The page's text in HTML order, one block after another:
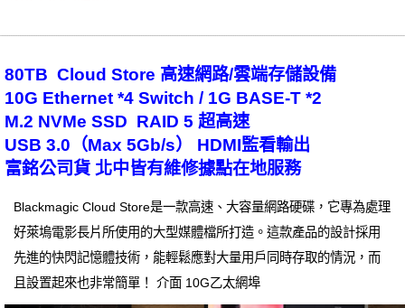
80TB Cloud Store 高速網路/雲端存儲設備
10G Ethernet *4 Switch / 1G BASE-T *2
M.2 NVMe SSD RAID 5 超高速
USB 3.0（Max 5Gb/s） HDMI監看輸出
富銘公司貨 北中皆有維修據點在地服務
Blackmagic Cloud Store是一款高速、大容量網路硬碟，它專為處理
好萊塢電影長片所使用的大型媒體檔所打造。這款產品的設計採用
先進的快閃記憶體技術，能輕鬆應對大量用戶同時存取的情況，而
且設置起來也非常簡單！ 介面 10G乙太網埠